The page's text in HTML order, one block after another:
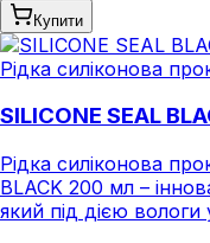
Купити
Рідка силіконова
SILICONE SEAL
Рідка силіконова
BLACK 200 мл –
який під дією